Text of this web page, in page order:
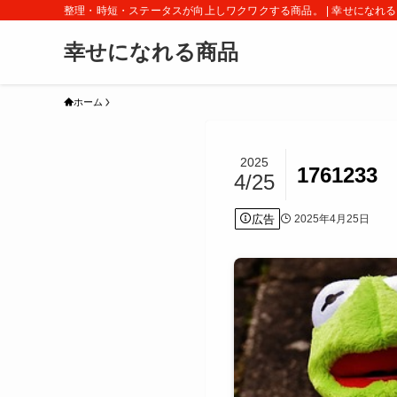
整理・時短・ステータスが向上しワクワクする商品。 | 幸せになれ
幸せになれる商品
ホーム
1761233
2025
4/25
広告 2025年4月25日